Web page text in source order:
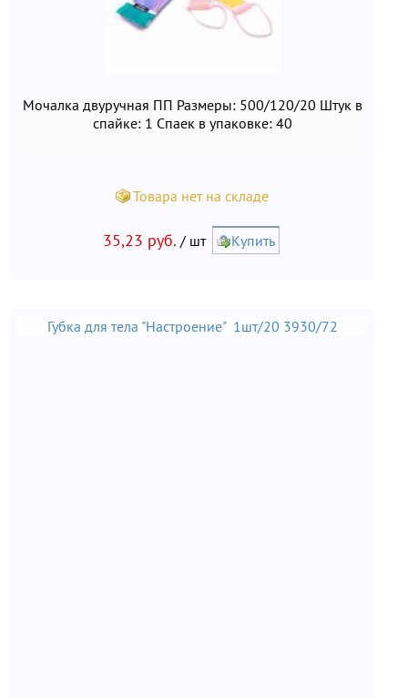
Мочалка двуручная ПП Размеры: 500/120/20 Штук в
спайке: 1 Спаек в упаковке: 40
Товара нет на складе
35,23 руб. / шт Купить
Губка для тела "Настроение" 1шт/20 3930/72